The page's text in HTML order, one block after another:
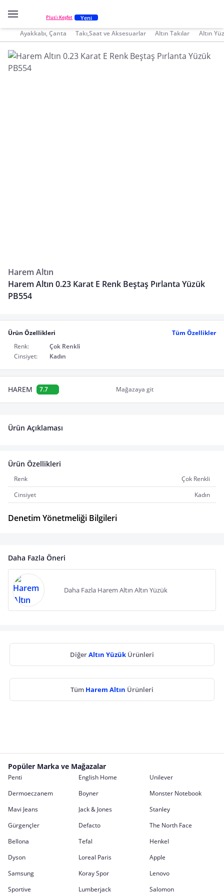
Plus'ı Keşfet Yeni
Ayakkabı, Çanta Takı,Saat ve Aksesuarlar Altın Takılar Altın
Harem Altın
Harem Altın 0.23 Karat E Renk Beştaş Pırlanta Yüzük
PB554
Ürün Özellikleri
Tüm Özellikler
Renk:
Çok Renkli
Cinsiyet:
Kadın
HAREM 7.7 Mağazaya git
Ürün Açıklaması
Ürün Özellikleri
Renk
Çok Renkli
Cinsiyet
Kadın
Denetim Yönetmeliği Bilgileri
Daha Fazla Öneri
Daha Fazla Harem Altın Altın Yüzük
DiğerAltın Yüzük Ürünleri
Tüm Harem Altın Ürünleri
Popüler Marka ve Mağazalar
Penti English Home
Unilever
Dermoeczanem
Boyner
Monster Notebook
Mavi Jeans
Jack & Jones
Stanley
Gürgençler
Defacto
The North Face
Bellona
Tefal
Henkel
Dyson
Loreal Paris
Apple
Samsung
Koray Spor
Lenovo
Sportive
Lumberjack Salomon